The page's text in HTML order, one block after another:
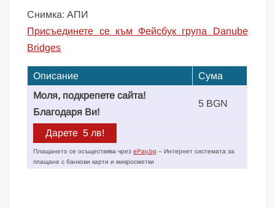
Снимка: АПИ
Присъединете се към Фейсбук група Danube
Bridges
Описание
Сума
Моля, подкрепете сайта!
Благодаря Ви!
5 BGN
Плащането се осъществява чрезePay.bg – Интернет системата за
плащане с банкови карти и микросметки